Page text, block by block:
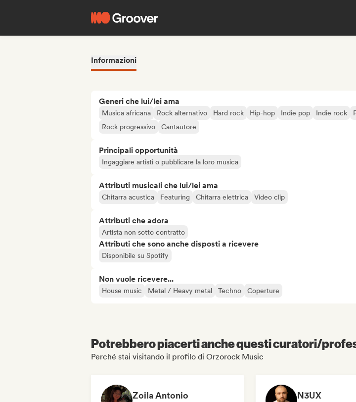
Informazioni
Generi che lui/lei ama
Musica africana Rock alternativo Hard rock Hip-hop Indie pop Indie rock
Rock progressivo
Cantautore
Principali opportunità
Ingaggiare artisti o pubblicare la loro musica
Attributi musicali che lui/lei ama
Chitarra acustica Featuring Chitarra elettrica Video clip
Attributi che adora
Artista non sotto contratto
Attributi che sono anche disposti a ricevere
Disponibile su Spotify
Non vuole ricevere...
House music Metal / Heavy metal Techno Coperture
Potrebbero piacerti anche questi curatori/
Perché stai visitando il profilo di Orzorock Music
Zoila Antonio N3UX